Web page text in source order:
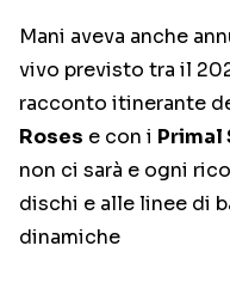
Mani aveva anche
vivo previsto tra il
racconto itinerante
Roses e con i Primal
non ci sarà e ogni
dischi e alle linee di
dinamiche